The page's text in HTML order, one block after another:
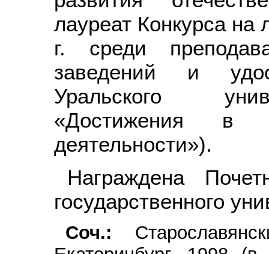
лауреат Конкурса
г. среди
заведений и
Уральского
«Достижения в
деятельности»).
Награждена
государственного
Соч.: